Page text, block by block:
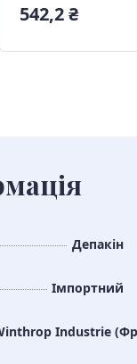
542,2 ₴
Депакін
Імпортний
Industrie